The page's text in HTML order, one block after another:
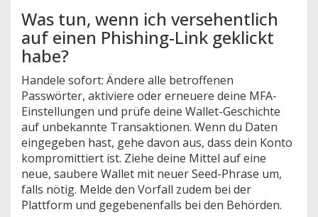
Was tun, wenn ich versehentlich
auf einen Phishing-Link geklickt
habe?
Handele sofort: Ändere alle betroffenen
Passwörter, aktiviere oder erneuere deine MFA-
Einstellungen und prüfe deine Wallet-Geschichte
auf unbekannte Transaktionen. Wenn du Daten
eingegeben hast, gehe davon aus, dass dein Konto
kompromittiert ist. Ziehe deine Mittel auf eine
neue, saubere Wallet mit neuer Seed-Phrase um,
falls nötig. Melde den Vorfall zudem bei der
Plattform und gegebenenfalls bei den Behörden.